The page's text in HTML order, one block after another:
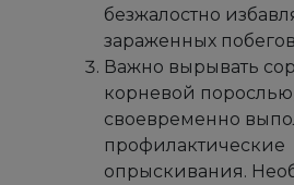
безжалостно
зараженных
Важно вырывать
корневой
своевременно
профилактические
опрыскивания.